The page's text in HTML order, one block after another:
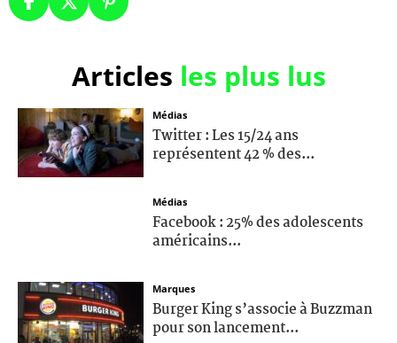
Articles les plus lus
Médias
Twitter : Les 15/24 ans
représentent 42 % des...
Médias
Facebook : 25% des adolescents
américains...
Marques
Burger King s’associe à Buzzman
pour son lancement...